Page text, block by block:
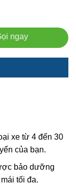
ngay
xe từ 4 đến 30
của bạn.
bảo dưỡng
tối đa.